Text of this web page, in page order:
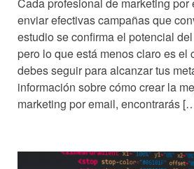
enviar efectivas campañas que
estudio se confirma el potencial
pero lo que está menos claro es el
debes seguir para alcanzar tus
información sobre cómo crear la
marketing por email, encontrarás